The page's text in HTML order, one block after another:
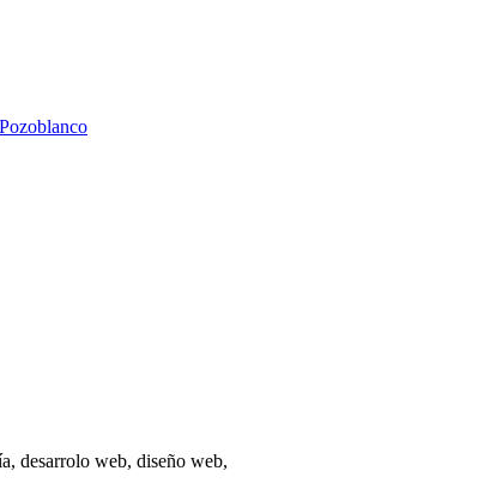
Pozoblanco
desarrolo web, diseño web,